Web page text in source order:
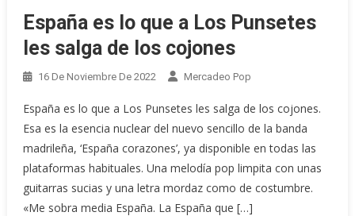
España es lo que a Los Punsetes
les salga de los cojones
16 De Noviembre De 2022 Mercadeo Pop
España es lo que a Los Punsetes les salga de los cojones.
Esa es la esencia nuclear del nuevo sencillo de la banda
madrileña, ‘España corazones’, ya disponible en todas las
plataformas habituales. Una melodía pop limpita con unas
guitarras sucias y una letra mordaz como de costumbre.
«Me sobra media España. La España que […]